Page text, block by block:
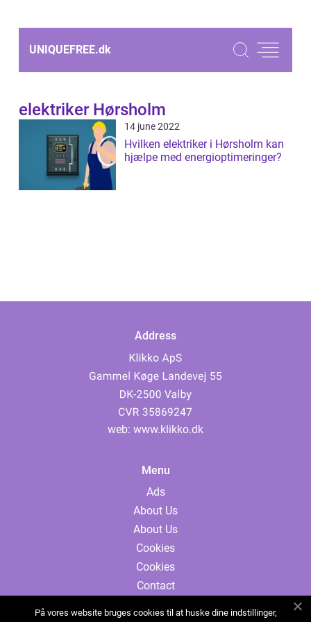
UNIQUEFREE.dk
elektriker Hørsholm
14 june 2022
Hvilken elektriker i Hørsholm kan
hjælpe med energioptimeringer?
Address
web: www.klikko.dk
Menu
Ads
About Us
About Us
Cookies
Cookies
Contact
På vores website bruges cookies til at huske dine indstillinger,